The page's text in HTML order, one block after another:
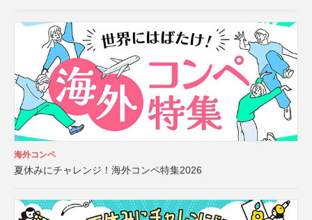
海外コンペ
夏休みにチャレンジ！海外コンペ特集2026